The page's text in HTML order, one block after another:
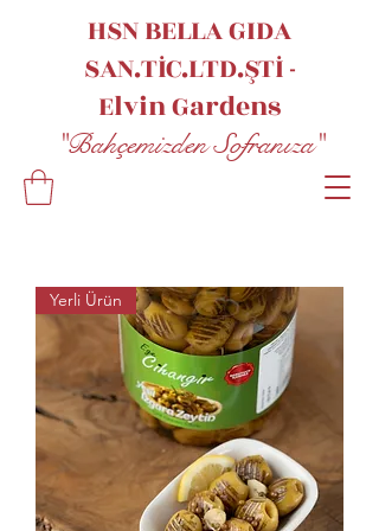
HSN BELLA GIDA
SAN.TİC.LTD.ŞTİ -
ElvinGardens
"Bahçemizden Sofranıza"
Yerli Ürün